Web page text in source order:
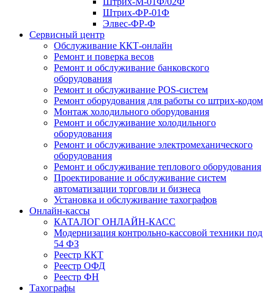
Штрих-ФР-01Ф
Элвес-ФР-Ф
Сервисный центр
Обслуживание ККТ-онлайн
Ремонт и поверка весов
Ремонт и обслуживание банковского
оборудования
Ремонт и обслуживание POS-систем
Ремонт оборудования для работы со штрих-кодом
Монтаж холодильного оборудования
Ремонт и обслуживание холодильного
оборудования
Ремонт и обслуживание электромеханического
оборудования
Ремонт и обслуживание теплового оборудования
Проектирование и обслуживание систем
автоматизации торговли и бизнеса
Установка и обслуживание тахографов
Онлайн-кассы
КАТАЛОГ ОНЛАЙН-КАСС
Модернизация контрольно-кассовой техники под
54 ФЗ
Реестр ККТ
Реестр ОФД
Реестр ФН
Тахографы